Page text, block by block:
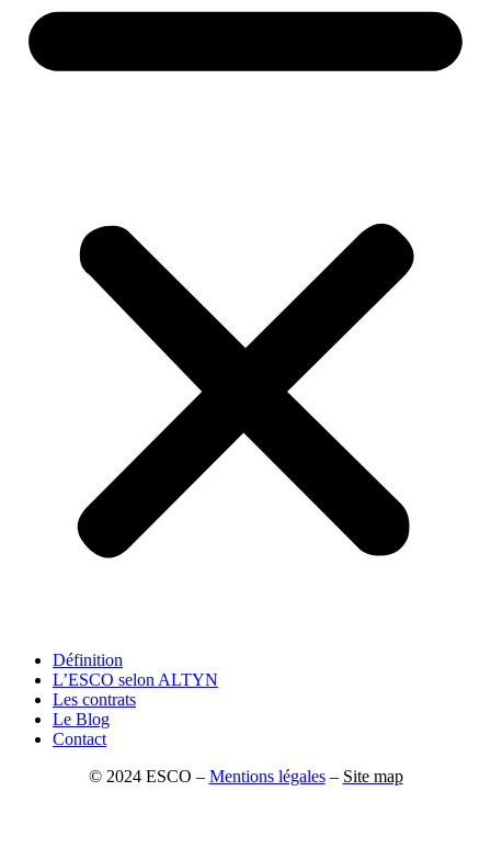
Définition
L’ESCO selon ALTYN
Les contrats
Le Blog
Contact
© 2024 ESCO – Mentions légales– Site map